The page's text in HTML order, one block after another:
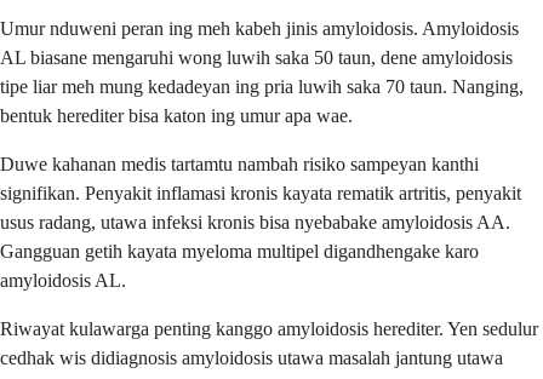
Umur nduweni peran ing meh kabeh jinis amyloidosis. Amyloidosis
AL biasane mengaruhi wong luwih saka 50 taun, dene amyloidosis
tipe liar meh mung kedadeyan ing pria luwih saka 70 taun. Nanging,
bentuk herediter bisa katon ing umur apa wae.
Duwe kahanan medis tartamtu nambah risiko sampeyan kanthi
signifikan. Penyakit inflamasi kronis kayata rematik artritis, penyakit
usus radang, utawa infeksi kronis bisa nyebabake amyloidosis AA.
Gangguan getih kayata myeloma multipel digandhengake karo
amyloidosis AL.
Riwayat kulawarga penting kanggo amyloidosis herediter. Yen sedulur
cedhak wis didiagnosis amyloidosis utawa masalah jantung utawa